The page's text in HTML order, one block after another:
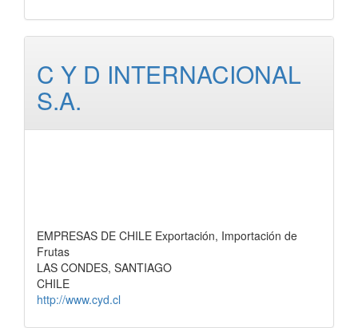
C Y D INTERNACIONAL
S.A.
EMPRESAS DE CHILE Exportación, Importación de
Frutas
LAS CONDES, SANTIAGO
CHILE
http://www.cyd.cl